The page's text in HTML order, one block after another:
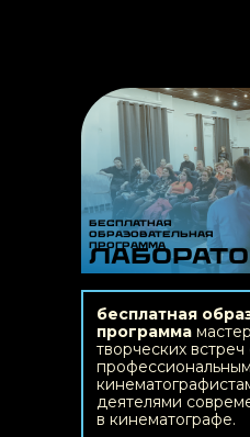
бесплатная
образовательная
программа
бесплатная
программа
творческих встреч
деятелями
в кинематографе.